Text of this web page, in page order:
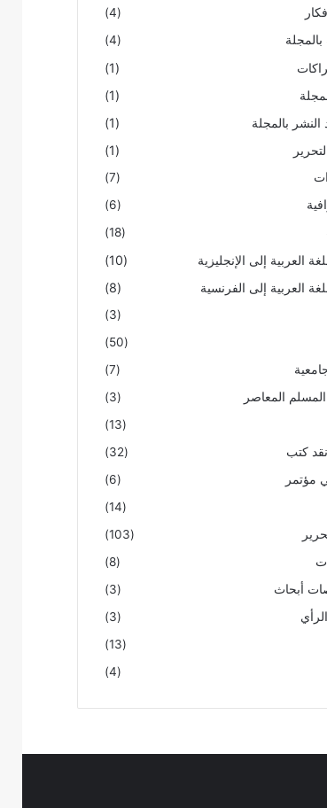
(4)
(4)
(1)
(1)
النشر بالمجلة
(1)
(1)
(7)
(6)
(18)
العربية إلى الإنجليزية
(10)
العربية إلى الفرنسية
(8)
(3)
(50)
(7)
المعاصر
(3)
(13)
كتب
(32)
مؤتمر
(6)
(14)
(103)
(8)
أبحاث
(3)
(3)
(13)
(4)